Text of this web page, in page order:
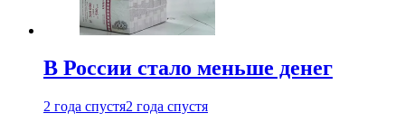
В России стало меньше денег
2 года спустя2 года спустя